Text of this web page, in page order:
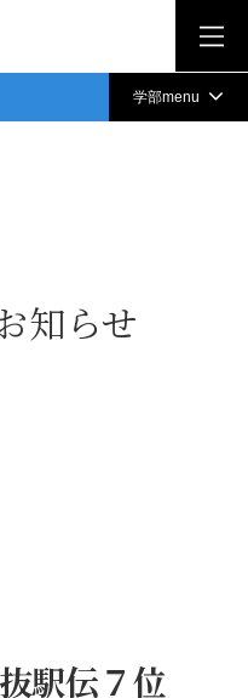
学部menu
知らせ
駅伝７位